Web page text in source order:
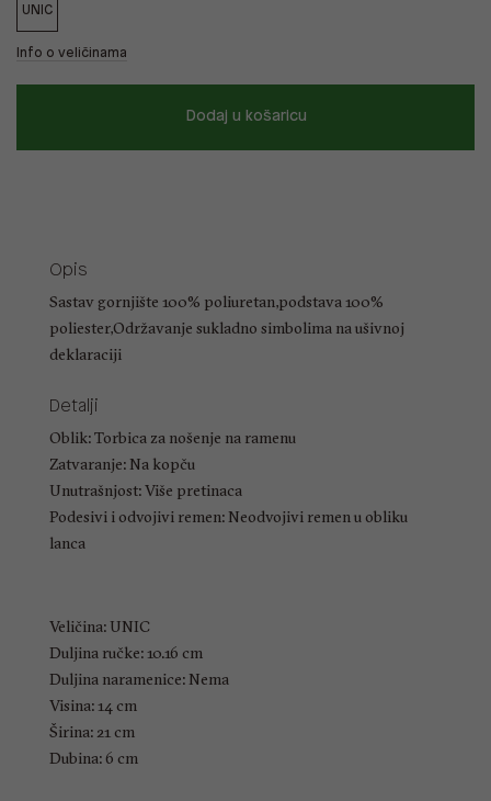
UNIC
Info o veličinama
Dodaj u košaricu
Opis
Sastav gornjište 100% poliuretan,podstava 100%
poliester,Održavanje sukladno simbolima na ušivnoj
deklaraciji
Detalji
Oblik: Torbica za nošenje na ramenu
Zatvaranje: Na kopču
Unutrašnjost: Više pretinaca
Podesivi i odvojivi remen: Neodvojivi remen u obliku
lanca
Veličina: UNIC
Duljina ručke: 10.16 cm
Duljina naramenice: Nema
Visina: 14 cm
Širina: 21 cm
Dubina: 6 cm